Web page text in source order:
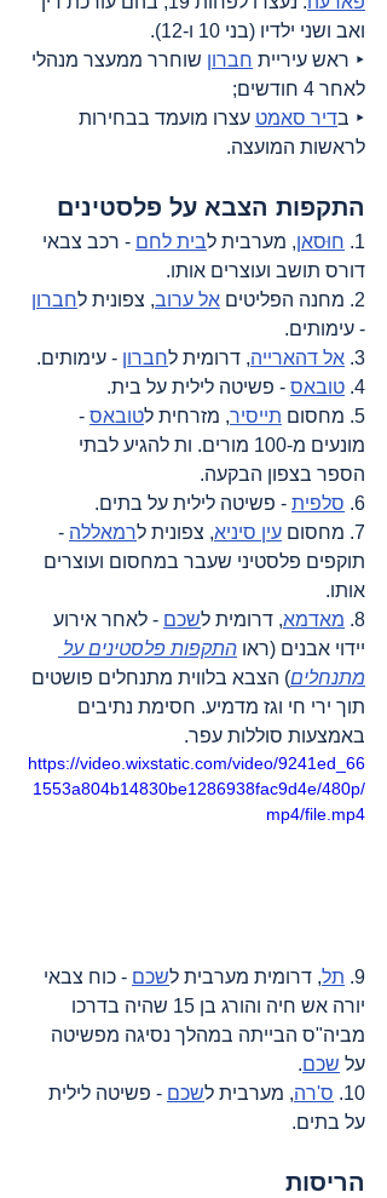
ואב ושני ילדיו (בני 10 ו-12).
‣ ראש עיריית חברון שוחרר ממעצר מנהלי
לאחר 4 חודשים;
‣ בדיר סאמט עצרו מועמד בבחירות
לראשות המועצה.
התקפות הצבא על פלסטינים
1. חוּסאן, מערבית לבית לחם - רכב צבאי
דורס תושב ועוצרים אותו.
2. מחנה הפליטים
אל ערוב, צפונית לחברון
- עימותים.
3. אל דהארייה, דרומית לחברון - עימותים.
4. טובאס - פשיטה לילית על בית.
5. מחסום
תייסיר, מזרחית לטובאס -
מונעים מ-100 מורים. ות להגיע לבתי
הספר בצפון הבקעה.
6. סלפית - פשיטה לילית על בתים.
7. מחסום
עין סיניא, צפונית לרמאללה -
תוקפים פלסטיני שעבר במחסום ועוצרים
אותו.
8. מאדמא, דרומית לשכם - לאחר אירוע
יידוי אבנים (ראו התקפות פלסטינים על
מתנחלים) הצבא בלווית מתנחלים פושטים
תוך ירי חי וגז מדמיע. חסימת נתיבים
באמצעות סוללות עפר.
https://video.wixstatic.com/video/9241ed_66
1553a804b14830be1286938fac9d4e/480p/
mp4/file.mp4
9. תל, דרומית מערבית לשכם - כוח צבאי
יורה אש חיה והורג בן 15 שהיה בדרכו
מביה"ס הבייתה במהלך נסיגה מפשיטה
על שכם.
10. ס'רה, מערבית לשכם - פשיטה לילית
על בתים.
הריסות